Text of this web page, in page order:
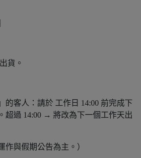
貨。
的客人：請於 工作日 14:00 前完成下
超過 14:00 → 將改為下一個工作天出
作與假期公告為主。）